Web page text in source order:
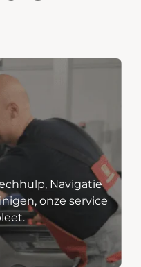
Navigatie
onze service